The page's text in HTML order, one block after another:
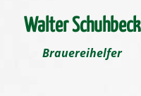
Walter Schuhbeck
Brauereihelfer